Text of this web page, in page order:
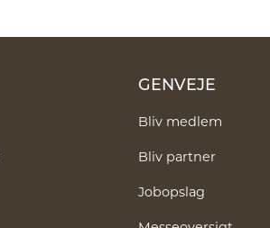
GENVEJE
Bliv medlem
Bliv partner
Jobopslag